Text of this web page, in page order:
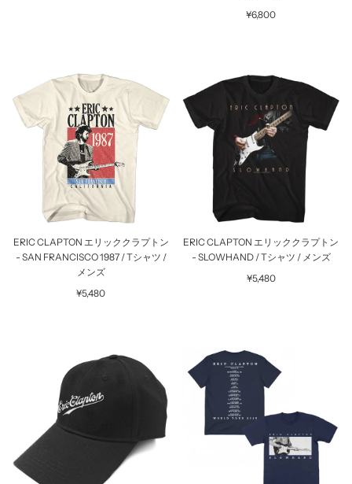
¥6,800
ERIC CLAPTON エリッククラプトン
- SAN FRANCISCO 1987 / Tシャツ /
メンズ
¥5,480
ERIC CLAPTON エリッククラプトン
- SLOWHAND / Tシャツ / メンズ
¥5,480